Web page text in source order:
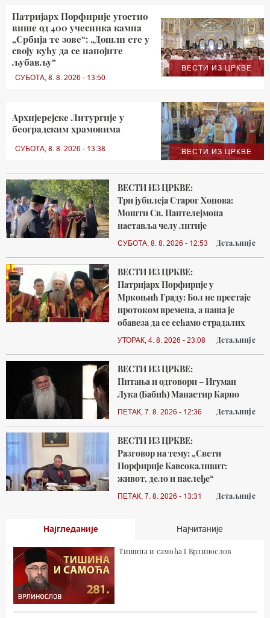
ВЕСТИ ИЗ ЦРКВЕ
Патријарх Порфирије угостио
више од 400 учесника кампа
„Србија те зове“: „Дошли сте у
своју кућу да се напојите
љубављу“
СУБОТА, 8. 8. 2026 - 13:50
ВЕСТИ ИЗ ЦРКВЕ
Архијерејске Литургије у
београдским храмовима
СУБОТА, 8. 8. 2026 - 13:38
ВЕСТИ ИЗ ЦРКВЕ:
Три јубилеја Старог Хопова:
Мошти Св. Пантелејмона
наставља челу литије
СУБОТА, 8. 8. 2026 - 12:53 Детаљније
ВЕСТИ ИЗ ЦРКВЕ:
Патријарх Порфирије у
Мркоњић Граду: Бол не престаје
протоком времена, а наша је
обавеза да се сећамо страдалих
УТОРАК, 4. 8. 2026 - 23:08 Детаљније
ВЕСТИ ИЗ ЦРКВЕ:
Питања и одговори – Игуман
Лука (Бабић) Манастир Карно
ПЕТАК, 7. 8. 2026 - 12:36 Детаљније
ВЕСТИ ИЗ ЦРКВЕ:
Разговор на тему: „Свети
Порфирије Кавсокаливит:
живот, дело и наслеђе“
ПЕТАК, 7. 8. 2026 - 13:31 Детаљније
Најгледаније Најчитаније
Тишина и самоћа I Врлинослов